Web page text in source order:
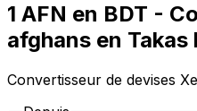
1 AFN en BDT -
afghans en Takas
Convertisseur de devises Xe